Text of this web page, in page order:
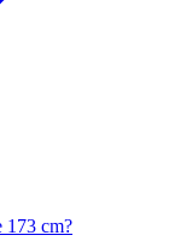
173 cm?